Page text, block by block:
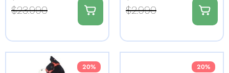
$23.990 $2.990
20% 20%